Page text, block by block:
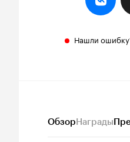
Нашли
ОбзорНаграды